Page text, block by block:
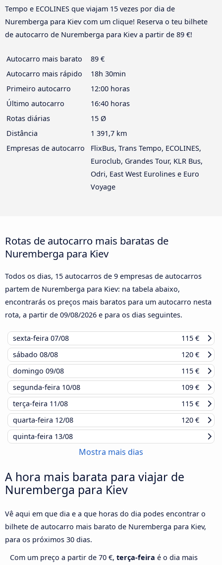
Tempo e ECOLINES que viajam 15 vezes por dia de
Nuremberga para Kiev com um clique! Reserva o teu bilhete
de autocarro de Nuremberga para Kiev a partir de 89 €!
Autocarro mais barato
89 €
Autocarro mais rápido
18h 30min
Primeiro autocarro
12:00 horas
Último autocarro
16:40 horas
Rotas diárias
15 Ø
Distância
1 391,7 km
Empresas de autocarro
FlixBus, Trans Tempo, ECOLINES,
Euroclub, Grandes Tour, KLR Bus,
Odri, East West Eurolines e Euro
Voyage
Rotas de autocarro mais baratas de
Nuremberga para Kiev
Todos os dias, 15 autocarros de 9 empresas de autocarros
partem de Nuremberga para Kiev: na tabela abaixo,
encontrarás os preços mais baratos para um autocarro nesta
rota, a partir de 09/08/2026 e para os dias seguintes.
sexta-feira 07/08
115 €
sábado 08/08
120 €
domingo 09/08
115 €
segunda-feira 10/08
109 €
terça-feira 11/08
115 €
quarta-feira 12/08
120 €
quinta-feira 13/08
Mostra mais dias
A hora mais barata para viajar de
Nuremberga para Kiev
Vê aqui em que dia e a que horas do dia podes encontrar o
bilhete de autocarro mais barato de Nuremberga para Kiev,
para os próximos 30 dias.
Com um preço a partir de 70 €, terça-feira é o dia mais